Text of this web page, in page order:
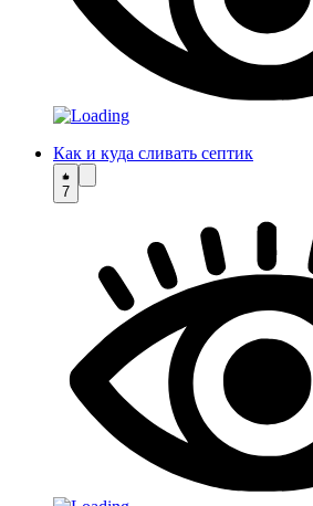
Как и куда сливать септик
7